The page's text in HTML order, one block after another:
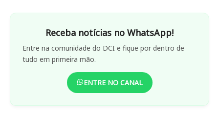
Receba notícias no WhatsApp!
Entre na comunidade do DCI e fique por dentro de
tudo em primeira mão.
ENTRE NO CANAL